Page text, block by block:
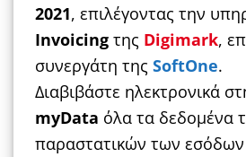
2021, επιλέγοντας την
Invoicing της Digimark,
συνεργάτη της SoftOne.
Διαβιβάστε ηλεκτρονικά
myData όλα τα δεδομένα
παραστατικών των εσόδων